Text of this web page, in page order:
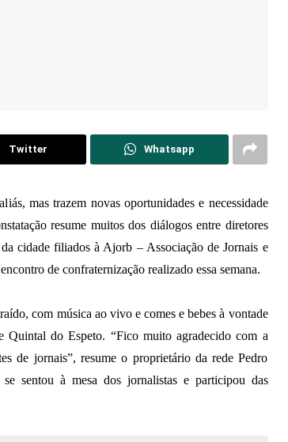
Twitter Whatsapp
mas trazem novas oportunidades e necessidade
resume muitos dos diálogos entre diretores
cidade filiados à Ajorb – Associação de Jornais e
de confraternização realizado essa semana.
com música ao vivo e comes e bebes à vontade
Quintal do Espeto. “Fico muito agradecido com a
de jornais”, resume o proprietário da rede Pedro
sentou à mesa dos jornalistas e participou das